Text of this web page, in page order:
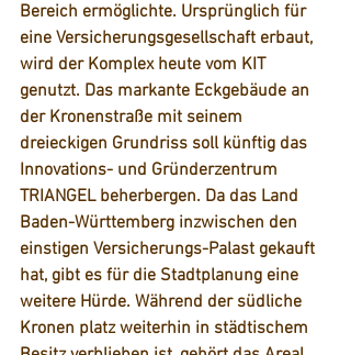
Bereich ermöglichte. Ursprünglich für
eine Versicherungsgesellschaft erbaut,
wird der Komplex heute vom KIT
genutzt. Das markante Eckgebäude an
der Kronenstraße mit seinem
dreieckigen Grundriss soll künftig das
Innovations- und Gründerzentrum
TRIANGEL beherbergen. Da das Land
Baden-Württemberg inzwischen den
einstigen Versicherungs-Palast gekauft
hat, gibt es für die Stadtplanung eine
weitere Hürde. Während der südliche
Kronen platz weiterhin in städtischem